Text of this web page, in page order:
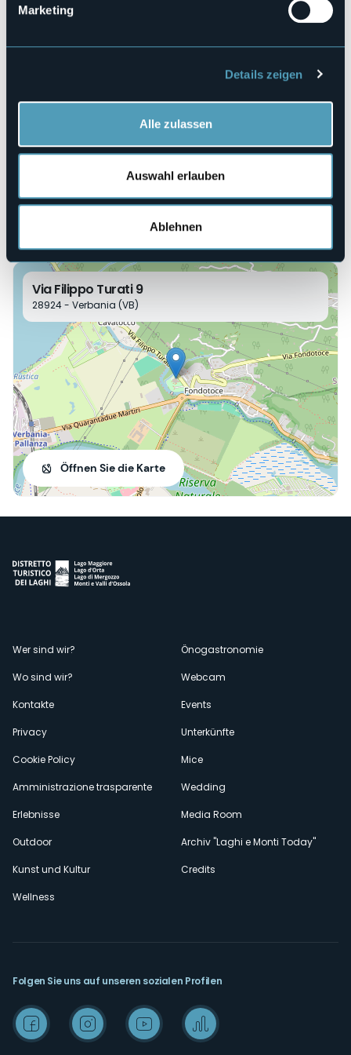
Marketing
Details zeigen
Alle zulassen
Auswahl erlauben
Ablehnen
zona.
ANPI Comitato Provinciale VCO - Associazione Casa della
Casa della Resistenza
E-mail
anpi.verbania@gmail.com
Webseite
https://eventi.comune.verbania.it/Calendario-
eventi/Dance-me-to-the-end-of-love
Via Filippo Turati 9
28924 - Verbania (VB)
Öffnen Sie die Karte
Menù
secondario
Wer sind wir?
Wo sind wir?
Kontakte
Privacy
Cookie Policy
Amministrazione trasparente
Erlebnisse
Outdoor
Kunst und Kultur
Wellness
Önogastronomie
Webcam
Events
Unterkünfte
Mice
Wedding
Media Room
Archiv "Laghi e Monti Today"
Credits
Folgen Sie uns auf unseren sozialen Profilen